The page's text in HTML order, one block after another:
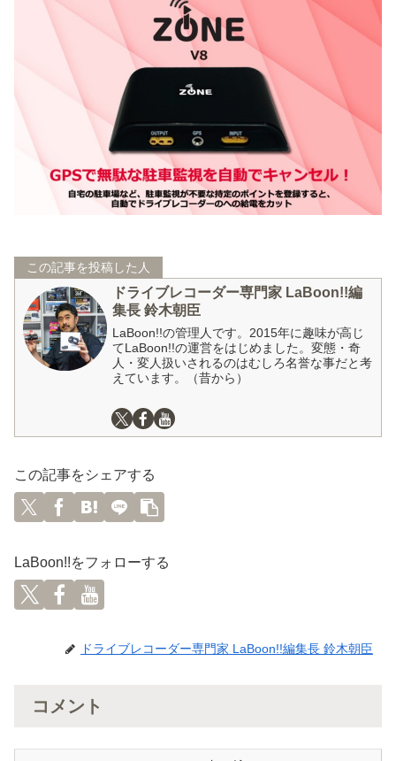
この記事を投稿した人
ドライブレコーダー専門家 LaBoon!!編
集長 鈴木朝臣
LaBoon!!の管理人です。2015年に趣味が高じ
てLaBoon!!の運営をはじめました。変態・奇
人・変人扱いされるのはむしろ名誉な事だと考
えています。（昔から）
この記事をシェアする
LaBoon!!をフォローする
ドライブレコーダー専門家 LaBoon!!編集長 鈴木朝臣
コメント